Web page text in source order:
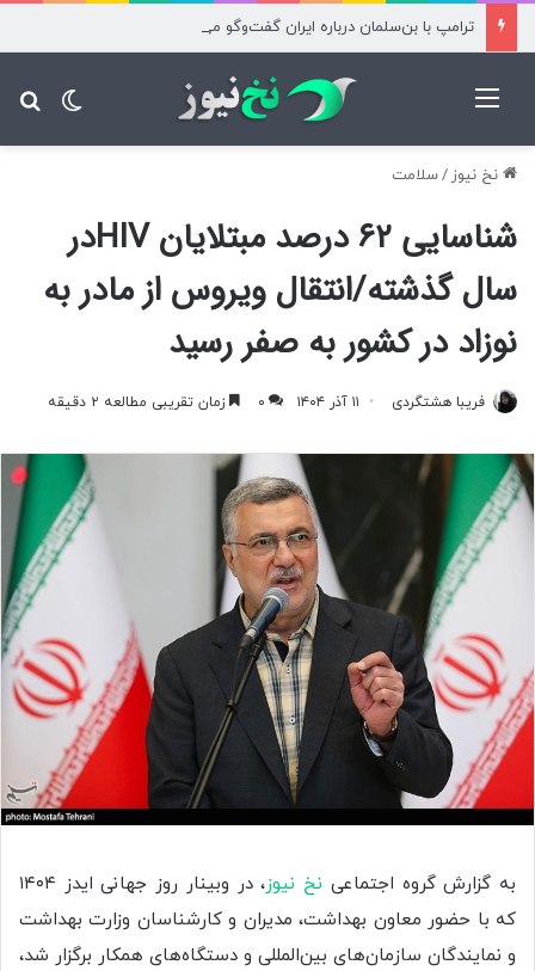
ترامپ با بن‌سلمان درباره ایران گفت‌وگو می‌کند
نخ نیوز /سلامت
شناسایی ۶۲ درصد مبتلایان HIV‌در
سال گذشته/انتقال ویروس از مادر به
نوزاد در کشور به صفر رسید
فریبا هشتگردی ۱۱ آذر ۱۴۰۴ ۰ زمان تقریبی مطالعه ۲ دقیقه
به گزارش گروه اجتماعی نخ نیوز
، در وبینار روز جهانی ایدز ۱۴۰۴
که با حضور معاون بهداشت، مدیران و کارشناسان وزارت بهداشت
و نمایندگان سازمان‌های بین‌المللی و دستگاه‌های همکار برگزار شد،